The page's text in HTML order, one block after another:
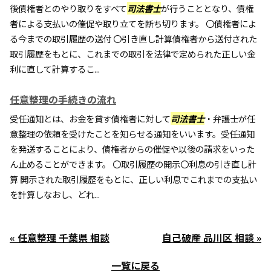
後債権者とのやり取りをすべて司法書士が行うこととなり、債権
者による支払いの催促や取り立てを断ち切ります。 〇債権者によ
る今までの取引履歴の送付 〇引き直し計算債権者から送付された
取引履歴をもとに、これまでの取引を法律で定められた正しい金
利に直して計算するこ...
任意整理の手続きの流れ
受任通知とは、お金を貸す債権者に対して司法書士・弁護士が任
意整理の依頼を受けたことを知らせる通知をいいます。受任通知
を発送することにより、債権者からの催促や以後の請求をいった
ん止めることができます。 〇取引履歴の開示〇利息の引き直し計
算 開示された取引履歴をもとに、正しい利息でこれまでの支払い
を計算しなおし、どれ...
« 任意整理 千葉県 相談
自己破産 品川区 相談 »
一覧に戻る